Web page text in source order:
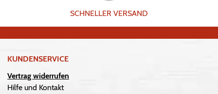
SCHNELLER VERSAND
KUNDENSERVICE
Vertrag widerrufen
Hilfe und Kontakt